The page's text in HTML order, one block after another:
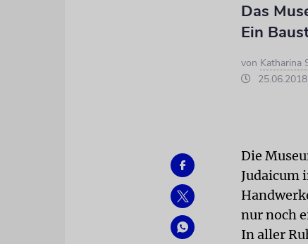
Das
Ein
von Katharina
Die
Judaicum
nur noch
In aller